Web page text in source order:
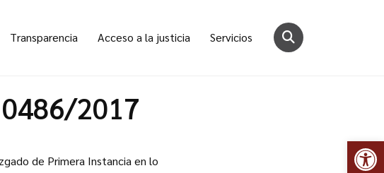
Transparencia Acceso a la justicia Servicios
2017
de Primera Instancia en lo